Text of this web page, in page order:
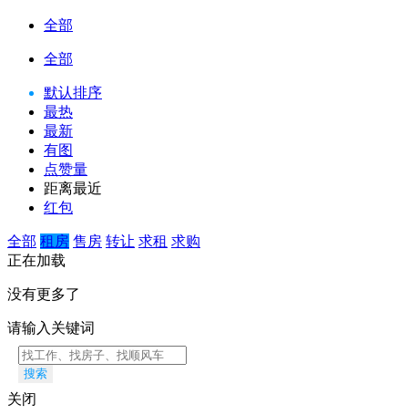
全部
全部
默认排序
最热
最新
有图
点赞量
距离最近
红包
全部 租房 售房 转让 求租 求购
正在加载
没有更多了
请输入关键词
搜索
关闭